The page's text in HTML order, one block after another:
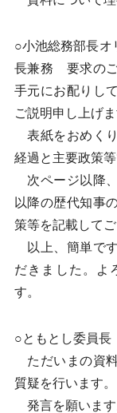
○小池総務部長オ
長兼務 要求のご
手元にお配りし
ご説明申し上げま
表紙をおめく
経過と主要政策等
次ページ以降
以降の歴代知事
策等を記載してご
以上、簡単で
だきました。よ
す。
○ともとし委員長
ただいまの資
質疑を行います。
発言を願います